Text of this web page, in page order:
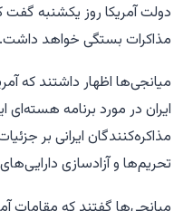
دولت آمریکا روز یکشنبه
مذاکرات بستگی خواهد داشت.
میانجی‌ها اظهار داشتند که
ایران در مورد برنامه
مذاکره‌کنندگان ایرانی بر
تحریم‌ها و آزادسازی